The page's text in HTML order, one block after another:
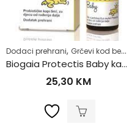
Dodaci prehrani, Grčevi kod beba
Biogaia Protectis Baby kapi 5ml
25,30 KM